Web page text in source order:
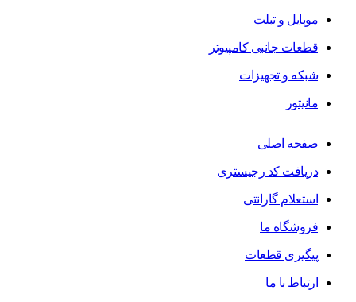
موبایل و تبلت
قطعات جانبی کامپیوتر
شبکه و تجهیزات
مانیتور
صفحه اصلی
دریافت کد رجیستری
استعلام گارانتی
فروشگاه ما
پیگیری قطعات
ارتباط با ما